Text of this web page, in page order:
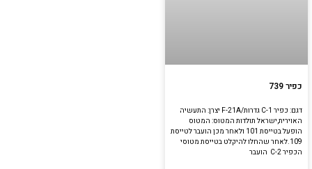
כפיר 739
דגם: כפיר C-1 גדרות/F-21A יצרן: התעשיה
האוירית,ישראל תולדות המטוס: המטוס
הופעל בטייסת 101 ולאחר מכן הועבר לטייסת
109.לאחר שהחלו להיקלט בטייסת מטוסי
הכפיר C-2 הועבר